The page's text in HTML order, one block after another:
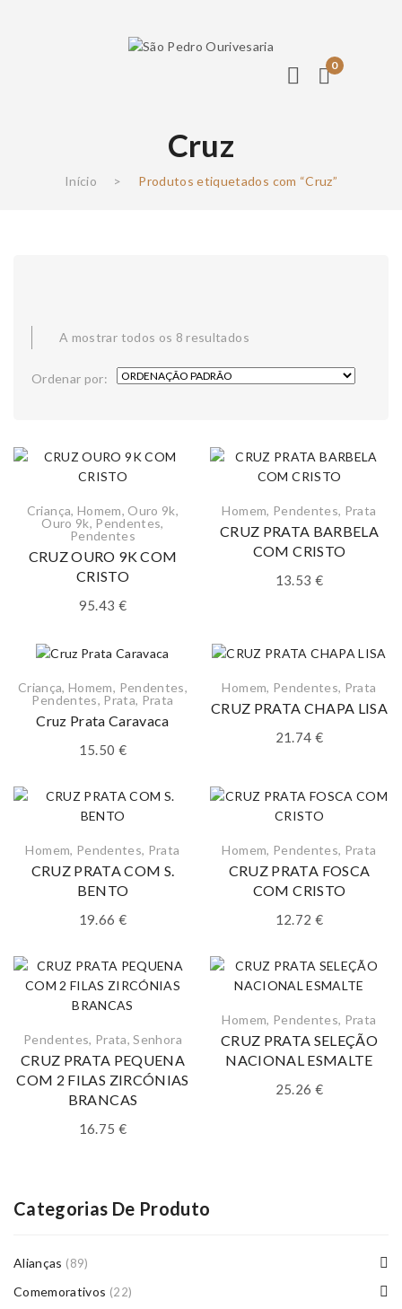
0
Cruz
Início > Produtos etiquetados com “Cruz”
A mostrar todos os 8 resultados
Ordenar por:
Criança, Homem, Ouro 9k,
Ouro 9k, Pendentes,
Pendentes
CRUZ OURO 9K COM
CRISTO
95.43 €
Homem, Pendentes, Prata
CRUZ PRATA BARBELA
COM CRISTO
13.53 €
Criança,Homem, Pendentes,
Pendentes, Prata, Prata
Cruz Prata Caravaca
15.50 €
Homem, Pendentes, Prata
CRUZ PRATA CHAPA LISA
21.74 €
Homem, Pendentes, Prata
CRUZ PRATA COM S.
BENTO
19.66 €
Homem, Pendentes, Prata
CRUZ PRATA FOSCA
COM CRISTO
12.72 €
Pendentes, Prata,Senhora
CRUZ PRATA PEQUENA
COM 2 FILAS ZIRCÓNIAS
BRANCAS
16.75 €
Homem, Pendentes, Prata
CRUZ PRATA SELEÇÃO
NACIONAL ESMALTE
25.26 €
Categorias De Produto
Alianças (89)
Comemorativos (22)